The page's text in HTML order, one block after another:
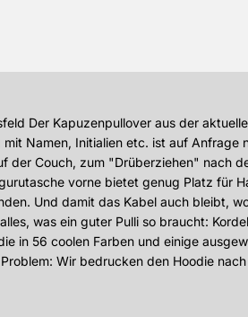
Der Kapuzenpullover aus der
mit Namen, Initialien etc. ist auf Anfrage
der Couch, zum "Drüberziehen" nach
vorne bietet genug Platz für
Und damit das Kabel auch bleibt,
was ein guter Pulli so braucht:
in 56 coolen Farben und einige
Wir bedrucken den Hoodie